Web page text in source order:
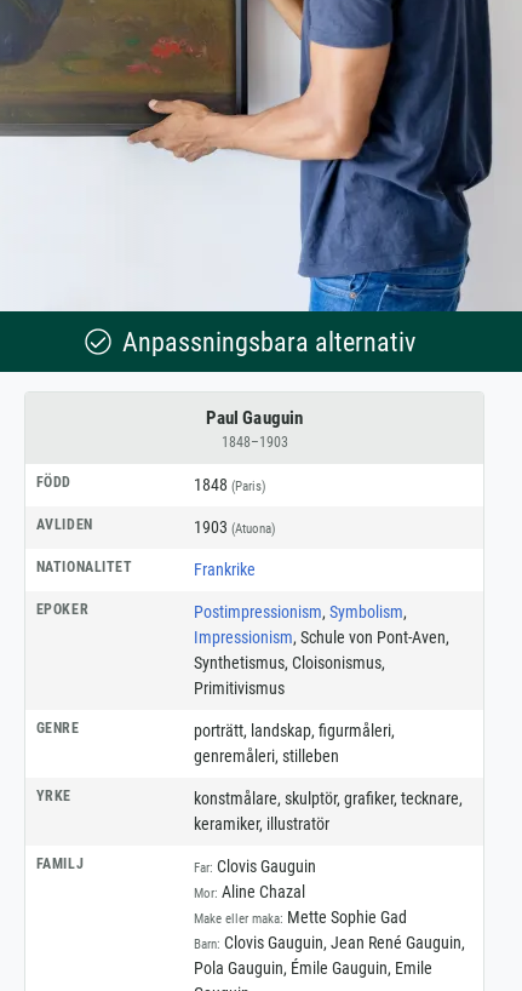
Anpassningsbara alternativ
Paul Gauguin
1848–1903
FÖDD 1848 (Paris)
AVLIDEN 1903 (Atuona)
NATIONALITET Frankrike
EPOKER Postimpressionism, Symbolism,
Impressionism, Schule von Pont-Aven,
Synthetismus, Cloisonismus,
Primitivismus
GENRE porträtt, landskap, figurmåleri,
genremåleri, stilleben
YRKE konstmålare, skulptör, grafiker, tecknare,
keramiker, illustratör
FAMILJ Far: Clovis Gauguin
Mor: Aline Chazal
Make eller maka: Mette Sophie Gad
Barn: Clovis Gauguin, Jean René Gauguin,
Pola Gauguin, Émile Gauguin, Emile